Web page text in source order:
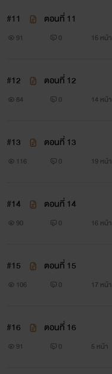
#11 ตอนที่ 11
91 0 15 หน้า
#12 ตอนที่ 12
84 0 14 หน้า
#13 ตอนที่ 13
116 0 19 หน้า
#14 ตอนที่ 14
90 0 16 หน้า
#15 ตอนที่ 15
106 0 17 หน้า
#16 ตอนที่ 16
91 0 5 หน้า